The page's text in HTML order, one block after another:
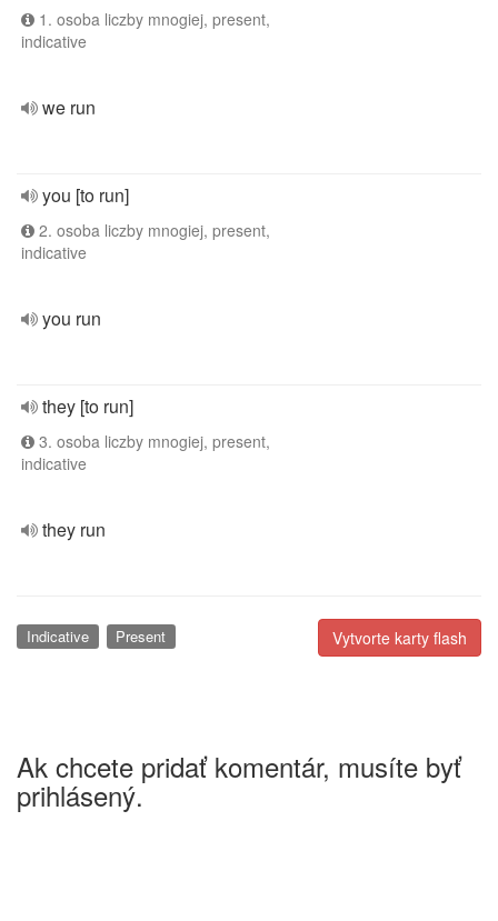
1. osoba liczby mnogiej, present,
indicative
we run
you [to run]
2. osoba liczby mnogiej, present,
indicative
you run
they [to run]
3. osoba liczby mnogiej, present,
indicative
they run
Vytvorte karty flash
Indicative Present
Ak chcete pridať komentár, musíte byť
prihlásený.